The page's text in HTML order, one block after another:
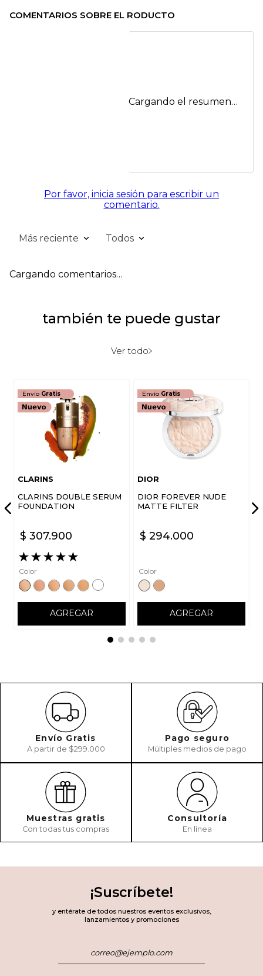
COMENTARIOS SOBRE EL RODUCTO
Cargando el resumen…
Por favor, inicia sesión para escribir un
comentario.
Más reciente Todos
Cargando comentarios…
también te puede gustar
Ver todo
Envío Gratis
CLARINS
CLARINS DOUBLE SERUM
FOUNDATION
$ 307.900
★★★★★
Color
AGREGAR
Envío Gratis
DIOR
DIOR FOREVER NUDE
MATTE FILTER
$ 294.000
Color
AGREGAR
Envío Gratis
A partir de $299.000
Pago seguro
Múltiples medios de pago
Muestras gratis
Con todas tus compras
Consultoría
En línea
¡Suscríbete!
y entérate de todos nuestros eventos exclusivos,
lanzamientos y promociones